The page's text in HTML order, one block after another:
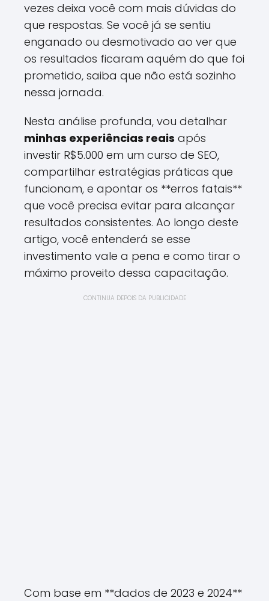
vezes deixa você com mais dúvidas do
que respostas. Se você já se sentiu
enganado ou desmotivado ao ver que
os resultados ficaram aquém do que foi
prometido, saiba que não está sozinho
nessa jornada.
Nesta análise profunda, vou detalhar
minhas experiências reais após
investir R$5.000 em um curso de SEO,
compartilhar estratégias práticas que
funcionam, e apontar os **erros fatais**
que você precisa evitar para alcançar
resultados consistentes. Ao longo deste
artigo, você entenderá se esse
investimento vale a pena e como tirar o
máximo proveito dessa capacitação.
CONTINUA DEPOIS DA PUBLICIDADE
Com base em **dados de 2023 e 2024**